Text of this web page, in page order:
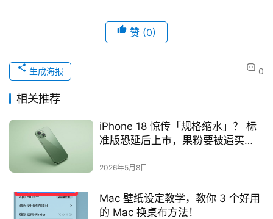
赞 (0)
0
生成海报
相关推荐
iPhone 18 惊传「规格缩水」？ 标
准版恐延后上市，果粉要被逼买
2026年5月8日
Mac 壁纸设定教学，教你 3 个好用
的 Mac 换桌布方法！